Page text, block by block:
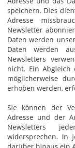
speichern. Dies
Adresse
Newsletter
Daten werden
Daten werden
Newsletters
nicht. Ein
möglicherweise
erhoben werden,
Sie können der
Adresse und der
Newsletters
widersprechen. In